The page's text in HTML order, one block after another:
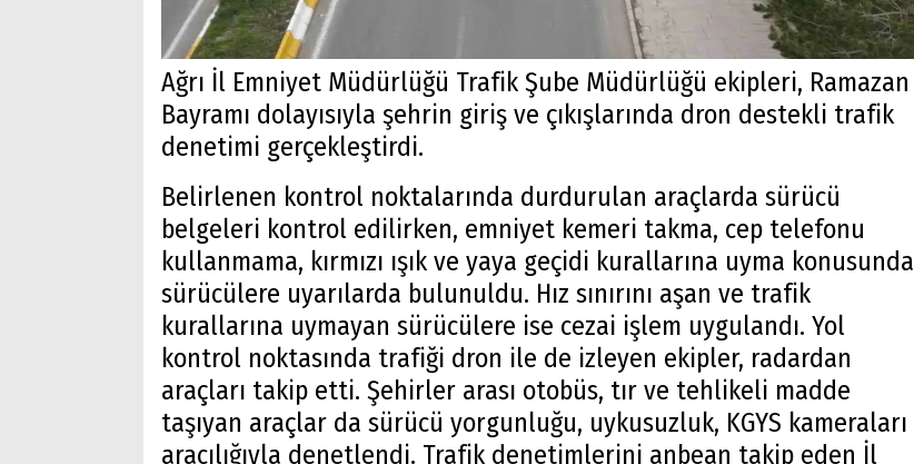
Ağrı İl Emniyet Müdürlüğü Trafik Şube Müdürlüğü ekipleri, Ramazan
Bayramı dolayısıyla şehrin giriş ve çıkışlarında dron destekli trafik
denetimi gerçekleştirdi.
Belirlenen kontrol noktalarında durdurulan araçlarda sürücü
belgeleri kontrol edilirken, emniyet kemeri takma, cep telefonu
kullanmama, kırmızı ışık ve yaya geçidi kurallarına uyma konusunda
sürücülere uyarılarda bulunuldu. Hız sınırını aşan ve trafik
kurallarına uymayan sürücülere ise cezai işlem uygulandı. Yol
kontrol noktasında trafiği dron ile de izleyen ekipler, radardan
araçları takip etti. Şehirler arası otobüs, tır ve tehlikeli madde
taşıyan araçlar da sürücü yorgunluğu, uykusuzluk, KGYS kameraları
aracılığıyla denetlendi. Trafik denetimlerini anbean takip eden İl